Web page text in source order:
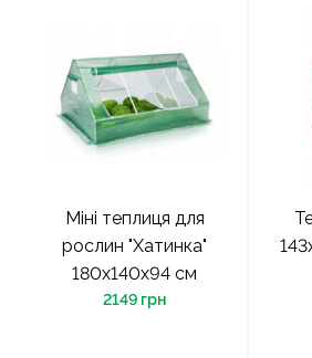
Міні теплиця для
рослин "Хатинка"
180х140х94 см
2149 грн